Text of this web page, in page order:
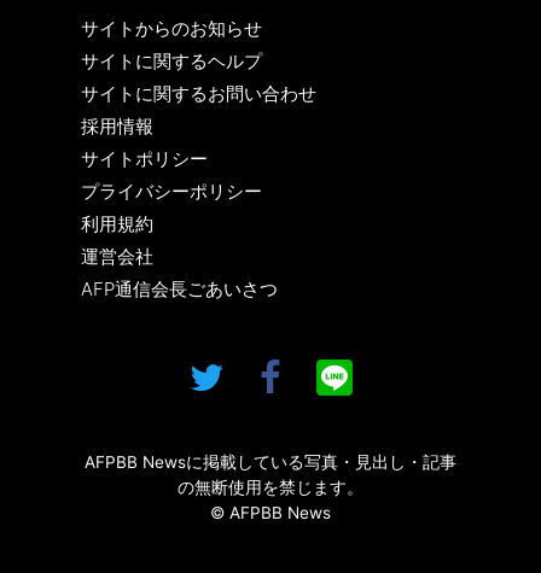
サイトからのお知らせ
サイトに関するヘルプ
サイトに関するお問い合わせ
採用情報
サイトポリシー
プライバシーポリシー
利用規約
運営会社
AFP通信会長ごあいさつ
AFPBB Newsに掲載している写真・見出し・記事
の無断使用を禁じます。
© AFPBB News